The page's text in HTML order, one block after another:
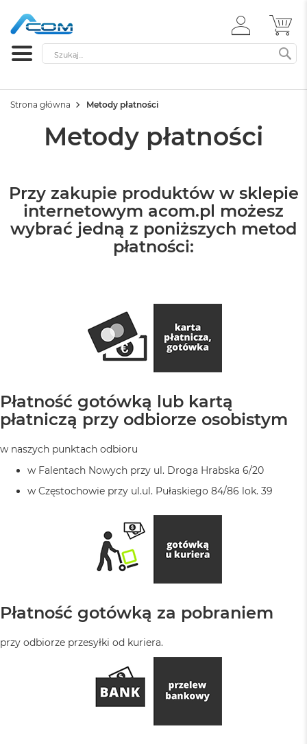
ZALOGUJ
SIĘ
Szukaj
Strona główna Metody płatności
Metody płatności
Przy zakupie produktów w sklepie
internetowym acom.pl możesz
wybrać jedną z poniższych metod
płatności:
Płatność gotówką lub kartą
płatniczą przy odbiorze osobistym
w naszych punktach odbioru
w Falentach Nowych przy ul. Droga Hrabska 6/20
w Częstochowie przy ul.ul. Pułaskiego 84/86 lok. 39
Płatność gotówką za pobraniem
przy odbiorze przesyłki od kuriera.